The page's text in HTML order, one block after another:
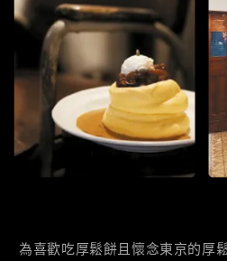
為喜歡吃厚鬆餅且懷念東京的厚